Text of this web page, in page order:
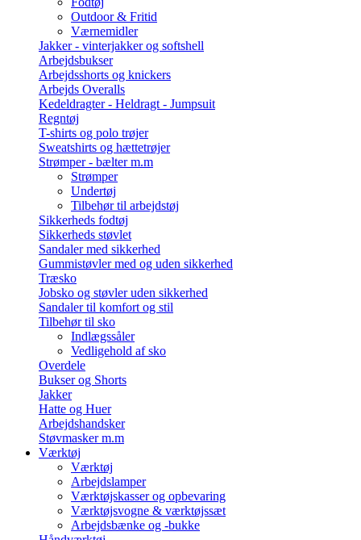
Outdoor & Fritid
Værnemidler
Jakker - vinterjakker og softshell
Arbejdsbukser
Arbejdsshorts og knickers
Arbejds Overalls
Kedeldragter - Heldragt - Jumpsuit
Regntøj
T-shirts og polo trøjer
Sweatshirts og hættetrøjer
Strømper - bælter m.m
Strømper
Undertøj
Tilbehør til arbejdstøj
Sikkerheds fodtøj
Sikkerheds støvlet
Sandaler med sikkerhed
Gummistøvler med og uden sikkerhed
Træsko
Jobsko og støvler uden sikkerhed
Sandaler til komfort og stil
Tilbehør til sko
Indlægssåler
Vedligehold af sko
Overdele
Bukser og Shorts
Jakker
Hatte og Huer
Arbejdshandsker
Støvmasker m.m
Værktøj
Værktøj
Arbejdslamper
Værktøjskasser og opbevaring
Værktøjsvogne & værktøjssæt
Arbejdsbænke og -bukke